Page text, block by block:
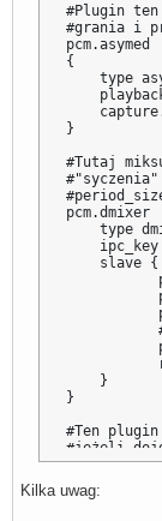
#Plugin ten
#grania i
pcm.asymed
{
type
}
#Tutaj
pcm.dmixer
type
ipc_key
    slave {
    }
}
#Ten
#jeżeli
#można
type
Kilka uwag: